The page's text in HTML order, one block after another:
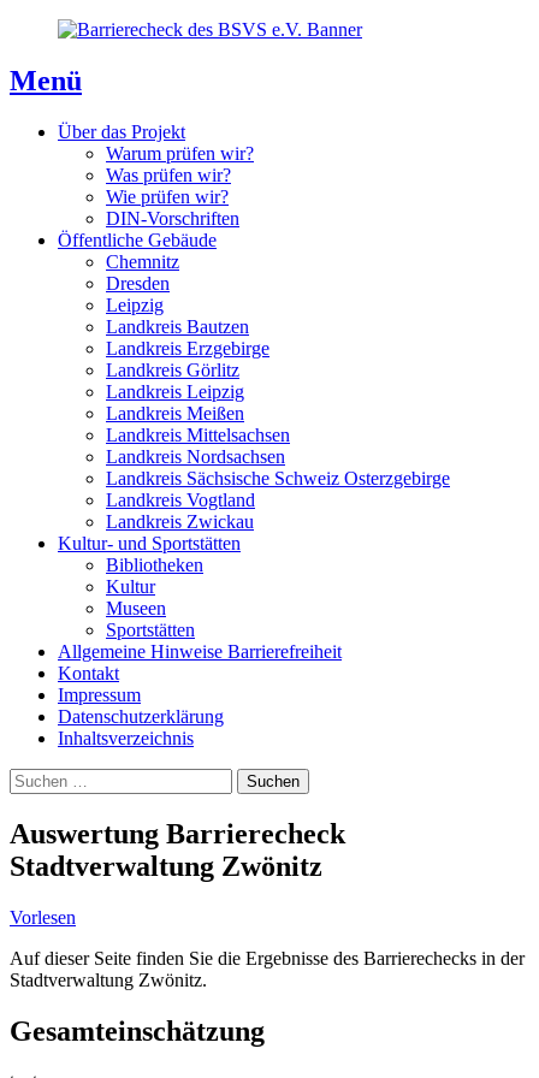
Inhaltsverzeichnis
Kontaktseite
Inhalt
Menü
Über das Projekt
Warum prüfen wir?
Was prüfen wir?
Wie prüfen wir?
DIN-Vorschriften
Öffentliche Gebäude
Chemnitz
Dresden
Leipzig
Landkreis Bautzen
Landkreis Erzgebirge
Landkreis Görlitz
Landkreis Leipzig
Landkreis Meißen
Landkreis Mittelsachsen
Landkreis Nordsachsen
Landkreis Sächsische Schweiz Osterzgebirge
Landkreis Vogtland
Landkreis Zwickau
Kultur- und Sportstätten
Bibliotheken
Kultur
Museen
Sportstätten
Allgemeine Hinweise Barrierefreiheit
Kontakt
Impressum
Datenschutzerklärung
Inhaltsverzeichnis
Suche
Suchen
nach:
Auswertung Barrierecheck
Stadtverwaltung Zwönitz
Vorlesen
Auf dieser Seite finden Sie die Ergebnisse des Barrierechecks in der
Stadtverwaltung Zwönitz.
Gesamteinschätzung